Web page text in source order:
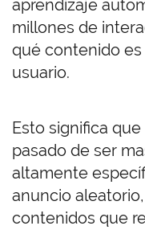
aprendizaje
millones de
qué contenido
usuario.
Esto significa
pasado de ser
altamente
anuncio
contenidos que